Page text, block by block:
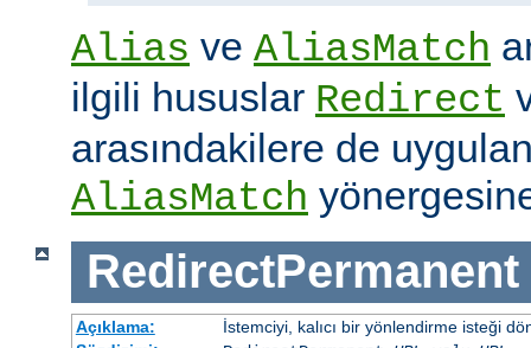
Alias ve AliasMatch
ilgili hususlar Redirect
arasındakilere de
AliasMatch
RedirectPermanent
Açıklama:
İstemciyi, kalıcı bir yönlendirme isteği